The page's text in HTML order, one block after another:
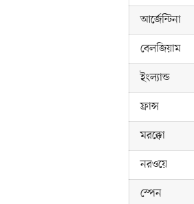
আর্জেন্টিনা
বেলজিয়াম
ইংল্যান্ড
ফ্রান্স
মরক্কো
নরওয়ে
স্পেন